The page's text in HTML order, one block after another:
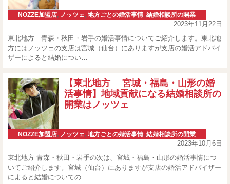
NOZZE加盟店, ノッツェ, 地方ごとの婚活事情, 結婚相談所の開業
2023年11月22日
東北地方 青森・秋田・岩手の婚活事情についてご紹介します。東北地
方にはノッツェの支店は宮城（仙台）にありますが支店の婚活アドバイ
ザーによると結婚につい…
【東北地方 宮城・福島・山形の婚
活事情】地域貢献になる結婚相談所の
開業はノッツェ
NOZZE加盟店, ノッツェ, 地方ごとの婚活事情, 結婚相談所の開業
2023年10月6日
東北地方 青森・秋田・岩手の次は、宮城・福島・山形の婚活事情につ
いてご紹介します。宮城（仙台）にありますが支店の婚活アドバイザー
によると結婚についての…